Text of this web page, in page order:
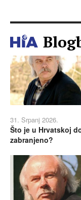
31. Srpanj 2026.
Što je u Hrvatskoj
zabranjeno?